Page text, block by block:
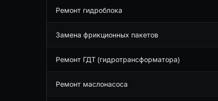
Ремонт гидроблока
Замена фрикционных пакетов
Ремонт ГДТ (гидротрансформатора)
Ремонт маслонасоса